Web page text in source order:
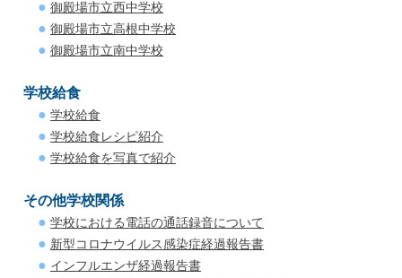
御殿場市立西中学校
御殿場市立高根中学校
御殿場市立南中学校
学校給食
学校給食
学校給食レシピ紹介
学校給食を写真で紹介
その他学校関係
学校における電話の通話録音について
新型コロナウイルス感染症経過報告書
インフルエンザ経過報告書